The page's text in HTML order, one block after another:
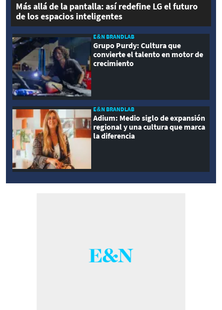
Más allá de la pantalla: así redefine LG el futuro
de los espacios inteligentes
E&N BRANDLAB
Grupo Purdy: Cultura que
convierte el talento en motor de
crecimiento
E&N BRANDLAB
Adium: Medio siglo de expansión
regional y una cultura que marca
la diferencia